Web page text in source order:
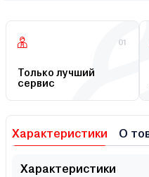
01
Только лучший
сервис
Характеристики О
Характеристики